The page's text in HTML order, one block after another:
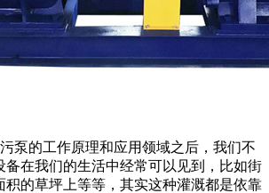
泵的工作原理和应用领域之后，我们不
备在我们的生活中经常可以见到，比如街
积的草坪上等等，其实这种灌溉都是依靠